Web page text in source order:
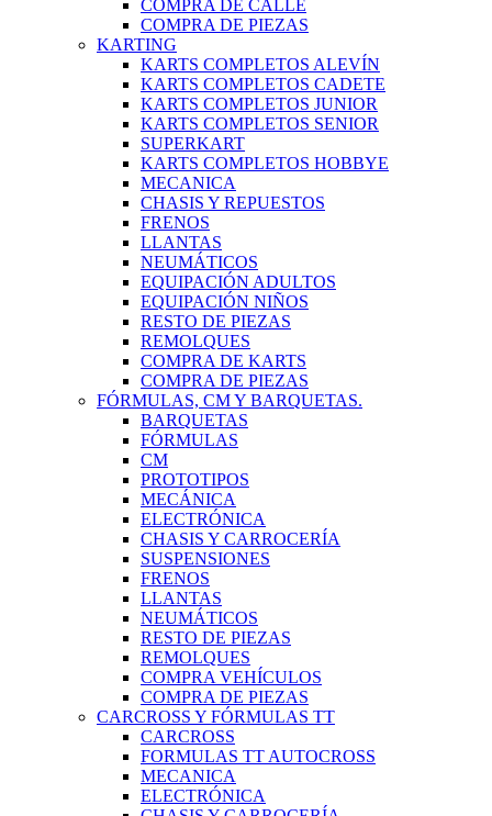
COMPRA DE CALLE
COMPRA DE PIEZAS
KARTING
KARTS COMPLETOS ALEVÍN
KARTS COMPLETOS CADETE
KARTS COMPLETOS JUNIOR
KARTS COMPLETOS SENIOR
SUPERKART
KARTS COMPLETOS HOBBYE
MECANICA
CHASIS Y REPUESTOS
FRENOS
LLANTAS
NEUMÁTICOS
EQUIPACIÓN ADULTOS
EQUIPACIÓN NIÑOS
RESTO DE PIEZAS
REMOLQUES
COMPRA DE KARTS
COMPRA DE PIEZAS
FÓRMULAS, CM Y BARQUETAS.
BARQUETAS
FÓRMULAS
CM
PROTOTIPOS
MECÁNICA
ELECTRÓNICA
CHASIS Y CARROCERÍA
SUSPENSIONES
FRENOS
LLANTAS
NEUMÁTICOS
RESTO DE PIEZAS
REMOLQUES
COMPRA VEHÍCULOS
COMPRA DE PIEZAS
CARCROSS Y FÓRMULAS TT
CARCROSS
FORMULAS TT AUTOCROSS
MECANICA
ELECTRÓNICA